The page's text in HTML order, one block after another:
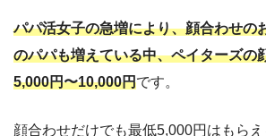
パパ活女子の急増により、顔合わせの
のパパも増えている中、ペイターズの
5,000円〜10,000円です。
顔合わせだけでも最低5,000円はもら